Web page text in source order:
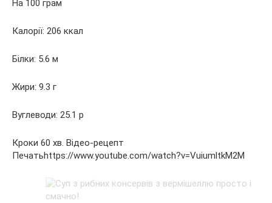
На 100 грам
Калорії: 206 ккал
Білки: 5.6 м
Жири: 9.3 г
Вуглеводи: 25.1 р
Кроки 60 хв. Відео-рецепт
Печатьhttps://www.youtube.com/watch?v=VuiumltkM2M